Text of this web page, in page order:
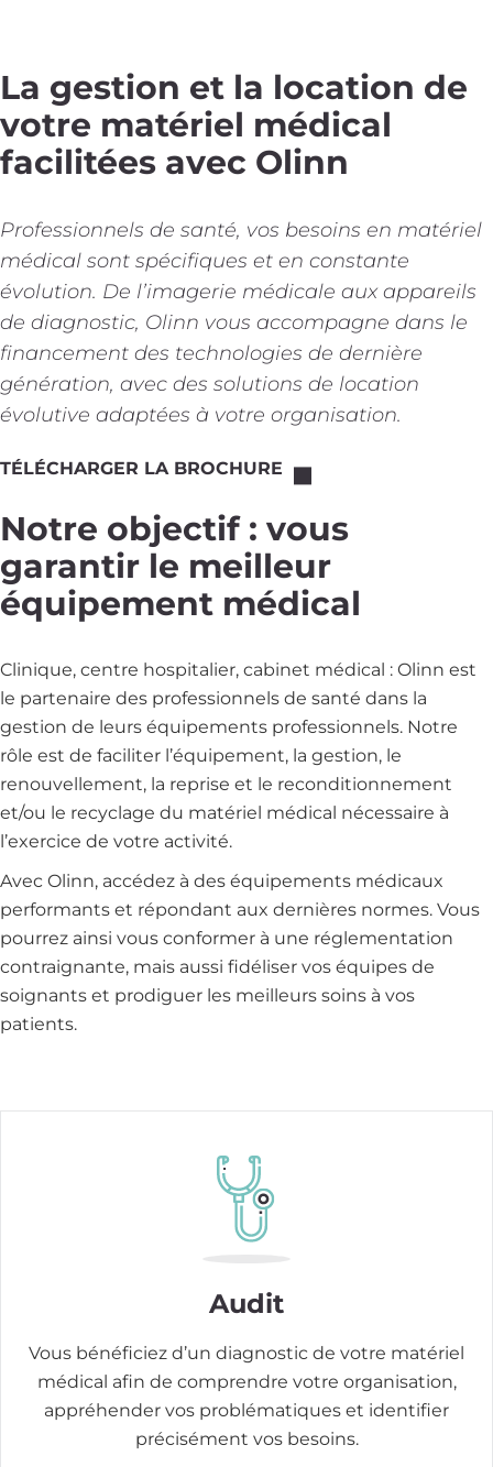
La gestion et la location de
votre matériel médical
facilitées avec Olinn
Professionnels de santé, vos besoins en matériel
médical sont spécifiques et en constante
évolution. De l’imagerie médicale aux appareils
de diagnostic, Olinn vous accompagne dans le
financement des technologies de dernière
génération, avec des solutions de location
évolutive adaptées à votre organisation.
TÉLÉCHARGER LA BROCHURE
Notre objectif : vous
garantir le meilleur
équipement médical
Clinique, centre hospitalier, cabinet médical : Olinn est
le partenaire des professionnels de santé dans la
gestion de leurs équipements professionnels. Notre
rôle est de faciliter l’équipement, la gestion, le
renouvellement, la reprise et le reconditionnement
et/ou le recyclage du matériel médical nécessaire à
l’exercice de votre activité.
Avec Olinn, accédez à des équipements médicaux
performants et répondant aux dernières normes. Vous
pourrez ainsi vous conformer à une réglementation
contraignante, mais aussi fidéliser vos équipes de
soignants et prodiguer les meilleurs soins à vos
patients.
Image
Audit
Vous bénéficiez d’un diagnostic de votre matériel
médical afin de comprendre votre organisation,
appréhender vos problématiques et identifier
précisément vos besoins.